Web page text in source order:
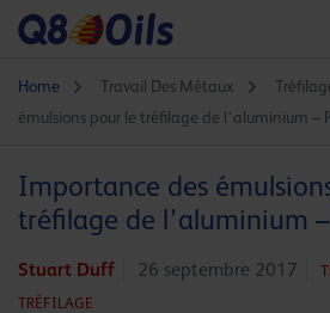
Home Travail Des Métaux
émulsions pour le tréfilage de l’aluminium –
Importance des
tréfilage de l’aluminium
Stuart Duff 26 septembre 2017
TRÉFILAGE